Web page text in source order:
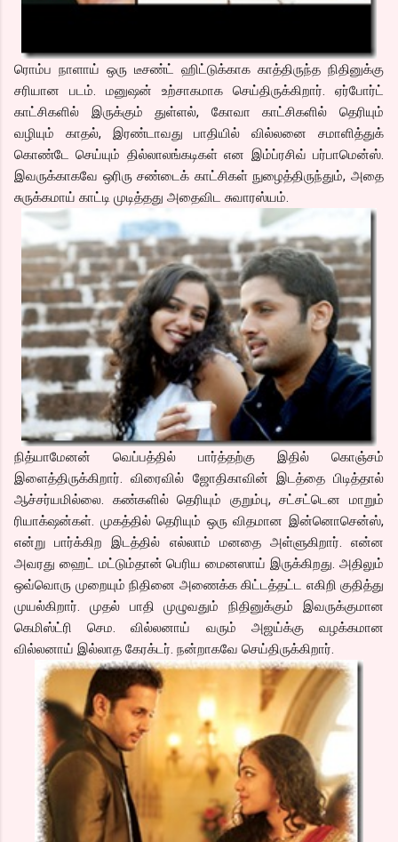
ரொம்ப நாளாய் ஒரு டீசண்ட் ஹிட்டுக்காக காத்திருந்த நிதினுக்கு
சரியான படம். மனுஷன் உற்சாகமாக செய்திருக்கிறார். ஏர்போர்ட்
காட்சிகளில் இருக்கும் துள்ளல், கோவா காட்சிகளில் தெரியும்
வழியும் காதல், இரண்டாவது பாதியில் வில்லனை சமாளித்துக்
கொண்டே செய்யும் தில்லாலங்கடிகள் என இம்ப்ரசிவ் பர்பாமென்ஸ்.
இவருக்காகவே ஒரிரு சண்டைக் காட்சிகள் நுழைத்திருந்தும், அதை
சுருக்கமாய் காட்டி முடித்தது அதைவிட சுவாரஸ்யம்.
நித்யாமேனன் வெப்பத்தில் பார்த்தற்கு இதில் கொஞ்சம்
இளைத்திருக்கிறார். விரைவில் ஜோதிகாவின் இடத்தை பிடித்தால்
ஆச்சர்யமில்லை. கண்களில் தெரியும் குறும்பு, சட்சட்டென மாறும்
ரியாக்‌ஷன்கள். முகத்தில் தெரியும் ஒரு விதமான இன்னொசென்ஸ்,
என்று பார்க்கிற இடத்தில் எல்லாம் மனதை அள்ளுகிறார். என்ன
அவரது ஹைட் மட்டும்தான் பெரிய மைனஸாய் இருக்கிறது. அதிலும்
ஒவ்வொரு முறையும் நிதினை அணைக்க கிட்டத்தட்ட எகிறி குதித்து
முயல்கிறார். முதல் பாதி முழுவதும் நிதினுக்கும் இவருக்குமான
கெமிஸ்ட்ரி செம. வில்லனாய் வரும் அஜய்க்கு வழக்கமான
வில்லனாய் இல்லாத கேரக்டர். நன்றாகவே செய்திருக்கிறார்.